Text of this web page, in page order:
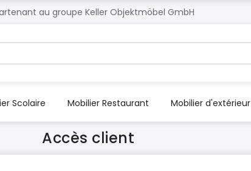
au groupe Keller Objektmöbel GmbH
Scolaire Mobilier Restaurant Mobilier d'extérieur
Accès client